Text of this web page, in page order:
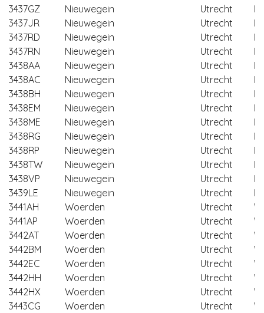
3437GZ
Nieuwegein Utrecht
3437JR
Nieuwegein Utrecht
3437RD
Nieuwegein Utrecht
3437RN
Nieuwegein Utrecht
3438AA
Nieuwegein Utrecht
3438AC
Nieuwegein Utrecht
3438BH
Nieuwegein Utrecht
3438EM
Nieuwegein Utrecht
3438ME
Nieuwegein Utrecht
3438RG
Nieuwegein Utrecht
3438RP
Nieuwegein Utrecht
3438TW
Nieuwegein Utrecht
3438VP
Nieuwegein Utrecht
3439LE
Nieuwegein Utrecht
3441AH
Woerden Utrecht
3441AP
Woerden Utrecht
3442AT
Woerden Utrecht
3442BM
Woerden Utrecht
3442EC
Woerden Utrecht
3442HH
Woerden Utrecht
3442HX
Woerden Utrecht
3443CG
Woerden Utrecht